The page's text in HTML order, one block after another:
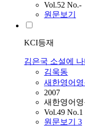
Vol.52 No.-
원문보기
KCI등재
김은국 소설에
김욱동
새한영어영
2007
새한영어
Vol.49 No.1
원문보기 3